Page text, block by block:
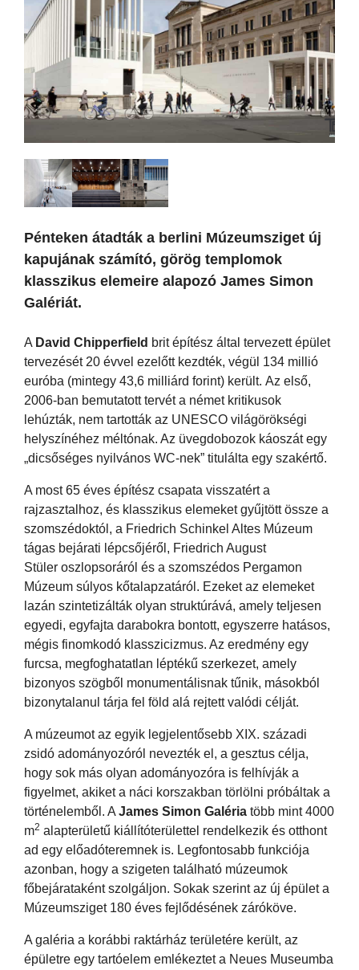
Pénteken átadták a berlini Múzeumsziget új
kapujának számító, görög templomok
klasszikus elemeire alapozó James Simon
Galériát.
A David Chipperfield brit építész által tervezett épület
tervezését 20 évvel ezelőtt kezdték, végül 134 millió
euróba (mintegy 43,6 milliárd forint) került. Az első,
2006-ban bemutatott tervét a német kritikusok
lehúzták, nem tartották az UNESCO világörökségi
helyszínéhez méltónak. Az üvegdobozok káoszát egy
„dicsőséges nyilvános WC-nek” titulálta egy szakértő.
A most 65 éves építész csapata visszatért a
rajzasztalhoz, és klasszikus elemeket gyűjtött össze a
szomszédoktól, a Friedrich Schinkel Altes Múzeum
tágas bejárati lépcsőjéről, Friedrich August
Stüler oszlopsoráról és a szomszédos Pergamon
Múzeum súlyos kőtalapzatáról. Ezeket az elemeket
lazán szintetizálták olyan struktúrává, amely teljesen
egyedi, egyfajta darabokra bontott, egyszerre hatásos,
mégis finomkodó klasszicizmus. Az eredmény egy
furcsa, megfoghatatlan léptékű szerkezet, amely
bizonyos szögből monumentálisnak tűnik, másokból
bizonytalanul tárja fel föld alá rejtett valódi célját.
A múzeumot az egyik legjelentősebb XIX. századi
zsidó adományozóról nevezték el, a gesztus célja,
hogy sok más olyan adományozóra is felhívják a
figyelmet, akiket a náci korszakban törlölni próbáltak a
történelemből. A James Simon Galéria több mint 4000
m2 alapterületű kiállítóterülettel rendelkezik és otthont
ad egy előadóteremnek is. Legfontosabb funkciója
azonban, hogy a szigeten található múzeumok
főbejárataként szolgáljon. Sokak szerint az új épület a
Múzeumsziget 180 éves fejlődésének záróköve.
A galéria a korábbi raktárház területére került, az
épületre egy tartóelem emlékeztet a Neues Museumba